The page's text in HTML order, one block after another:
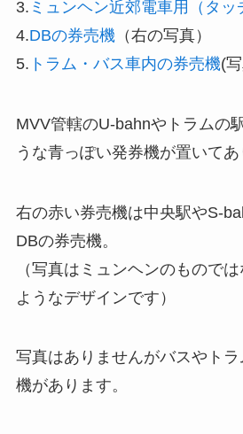
3. ミュンヘン近郊電車用（タッ
4.DBの券売機（右の写真）
5. トラム・バス車内の券売機(
MVV管轄のU-bahnやトラムの
うな青っぽい発券機が置いてあ
右の赤い券売機は中央駅やS-
DBの券売機。
（写真はミュンヘンのもので
ようなデザインです）
写真はありませんがバスやト
機があります。